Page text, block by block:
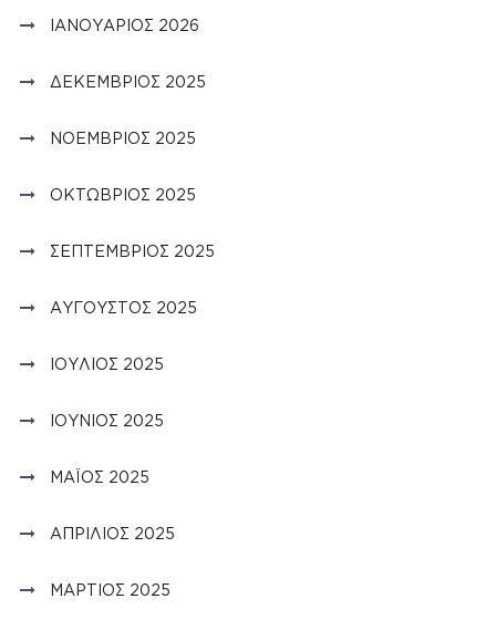
ΙΑΝΟΥΆΡΙΟΣ 2026
ΔΕΚΈΜΒΡΙΟΣ 2025
ΝΟΈΜΒΡΙΟΣ 2025
ΟΚΤΏΒΡΙΟΣ 2025
ΣΕΠΤΈΜΒΡΙΟΣ 2025
ΑΎΓΟΥΣΤΟΣ 2025
ΙΟΎΛΙΟΣ 2025
ΙΟΎΝΙΟΣ 2025
ΜΆΙΟΣ 2025
ΑΠΡΊΛΙΟΣ 2025
ΜΆΡΤΙΟΣ 2025